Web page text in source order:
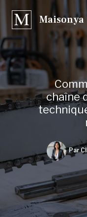
contenu
Maisonya
chaîne
Par